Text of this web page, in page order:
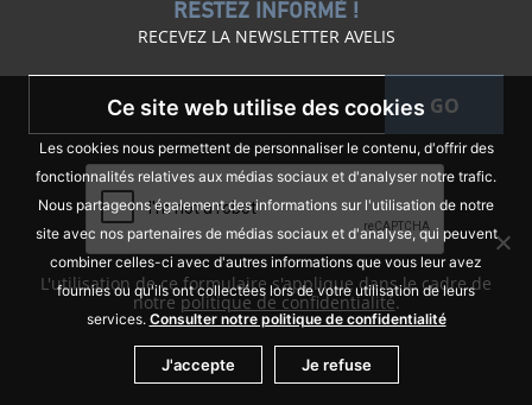
RESTEZ INFORMÉ !
RECEVEZ LA NEWSLETTER AVELIS
GO
L'utilisation de ce formulaire s'applique dans le cadre de
notrepolitique de confidentialité.
Ce site web utilise des cookies
Les cookies nous permettent de personnaliser le contenu, d'offrir des
fonctionnalités relatives aux médias sociaux et d'analyser notre trafic.
Nous partageons également des informations sur l'utilisation de notre
site avec nos partenaires de médias sociaux et d'analyse, qui peuvent
combiner celles-ci avec d'autres informations que vous leur avez
fournies ou qu'ils ont collectées lors de votre utilisation de leurs
services. Consulter notre politique de confidentialité
J'accepte Je refuse